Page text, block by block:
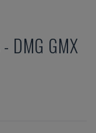
- DMG GMX